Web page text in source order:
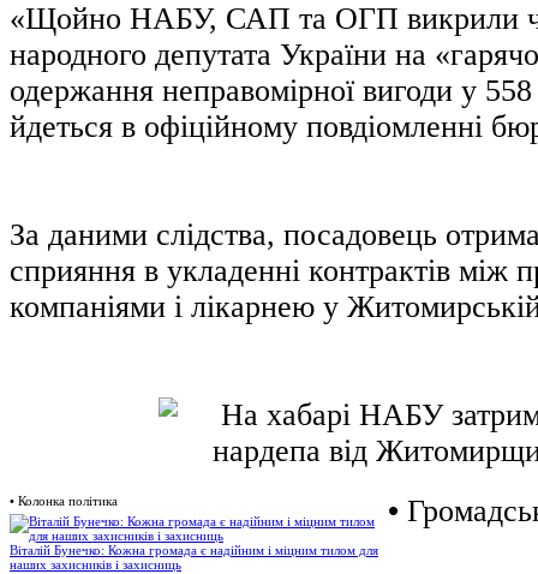
«Щойно НАБУ, САП та ОГП викрили
народного депутата України на
одержання неправомірної вигоди у
йдеться в офіційному повдіомленні
За даними слідства, посадовець
сприяння в укладенні контрактів між
компаніями і лікарнею у
• Колонка політика
Віталій Бунечко: Кожна громада є надійним і міцним тилом для
наших захисників і захисниць
•